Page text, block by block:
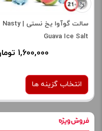
سالت گوآوا یخ نستی | Nasty
Guava Ice Salt
1,600,000 تومان
انتخاب گزینه ها
نیکوتین: